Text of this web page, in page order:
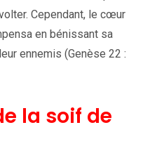
Cependant, le cœur
en bénissant sa
ennemis (Genèse 22 :
la soif de